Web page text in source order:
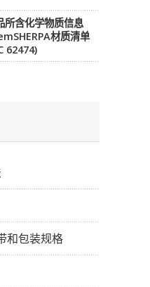
所含化学物质信息
材质清单
62474)
和包装规格